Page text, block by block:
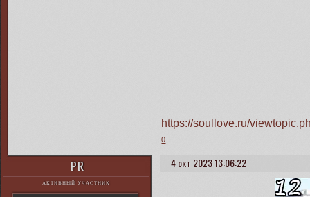
https://soullove.ru/
0
4 окт 2023 13:06:22
PR
АКТИВНЫЙ УЧАСТНИК